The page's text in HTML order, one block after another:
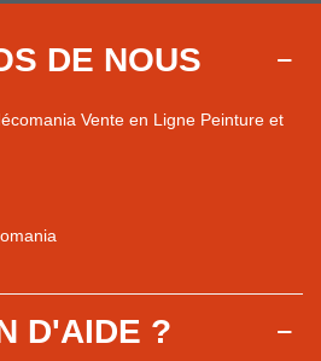
DE NOUS
Vente en Ligne Peinture et
D'AIDE ?